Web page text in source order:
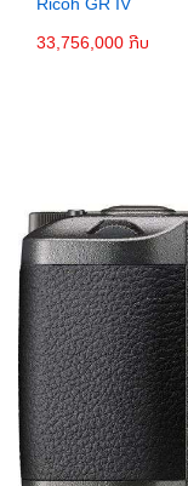
33,756,000 ກີບ
ເພີ່ມເຂົ້າກະຕ່າ